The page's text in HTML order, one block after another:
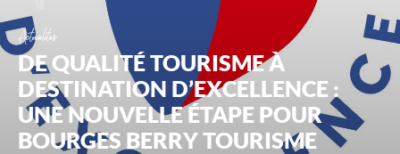
Actualités
DE QUALITÉ TOURISME À
DESTINATION D’EXCELLENCE :
UNE NOUVELLE ÉTAPE POUR
BOURGES BERRY TOURISME